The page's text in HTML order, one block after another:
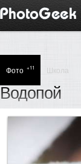
Фото +11 Школа
Водопой